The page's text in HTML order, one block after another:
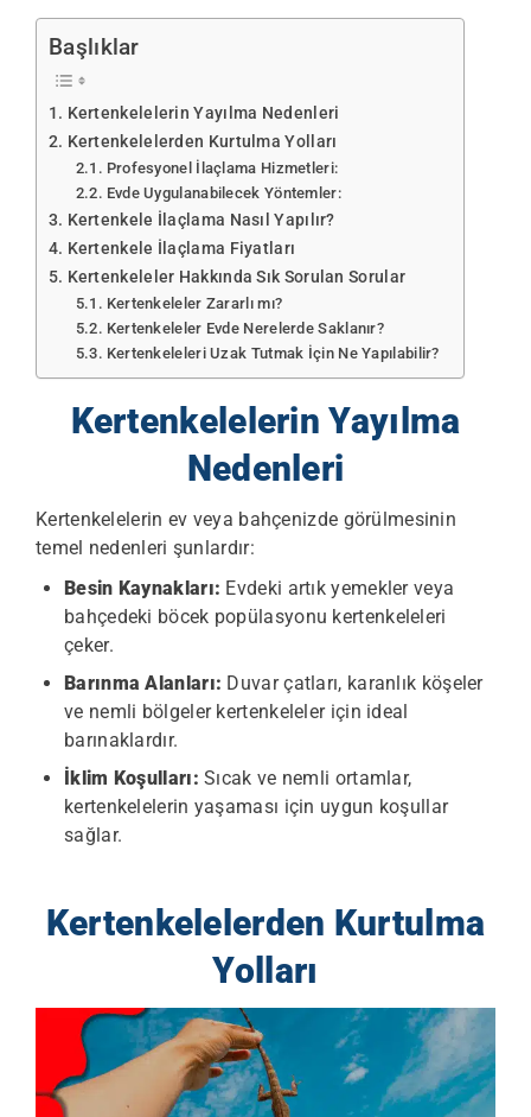
Başlıklar
Kertenkelelerin Yayılma Nedenleri
Kertenkelelerden Kurtulma Yolları
Profesyonel İlaçlama Hizmetleri:
Evde Uygulanabilecek Yöntemler:
Kertenkele İlaçlama Nasıl Yapılır?
Kertenkele İlaçlama Fiyatları
Kertenkeleler Hakkında Sık Sorulan Sorular
Kertenkeleler Zararlı mı?
Kertenkeleler Evde Nerelerde Saklanır?
Kertenkeleleri Uzak Tutmak İçin Ne Yapılabilir?
Kertenkelelerin Yayılma
Nedenleri
Kertenkelelerin ev veya bahçenizde görülmesinin
temel nedenleri şunlardır:
Besin Kaynakları: Evdeki artık yemekler veya
bahçedeki böcek popülasyonu kertenkeleleri
çeker.
Barınma Alanları: Duvar çatları, karanlık köşeler
ve nemli bölgeler kertenkeleler için ideal
barınaklardır.
İklim Koşulları: Sıcak ve nemli ortamlar,
kertenkelelerin yaşaması için uygun koşullar
sağlar.
Kertenkelelerden Kurtulma
Yolları